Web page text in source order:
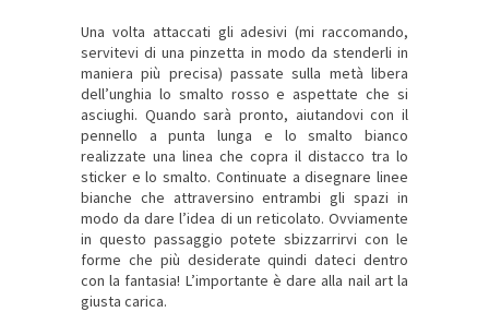
Una volta attaccati gli adesivi (mi raccomando,
servitevi di una pinzetta in modo da stenderli in
maniera più precisa) passate sulla metà libera
dell’unghia lo smalto rosso e aspettate che si
asciughi. Quando sarà pronto, aiutandovi con il
pennello a punta lunga e lo smalto bianco
realizzate una linea che copra il distacco tra lo
sticker e lo smalto. Continuate a disegnare linee
bianche che attraversino entrambi gli spazi in
modo da dare l’idea di un reticolato. Ovviamente
in questo passaggio potete sbizzarrirvi con le
forme che più desiderate quindi dateci dentro
con la fantasia! L’importante è dare alla nail art la
giusta carica.